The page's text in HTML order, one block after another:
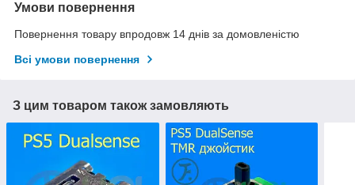
Умови повернення
Повернення товару впродовж 14 днів за домовленістю
Всі умови повернення
З цим товаром також замовляють